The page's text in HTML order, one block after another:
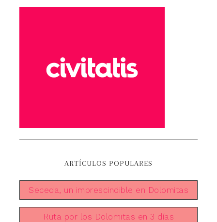
ARTÍCULOS POPULARES
Seceda, un imprescindible en Dolomitas
Ruta por los Dolomitas en 3 días